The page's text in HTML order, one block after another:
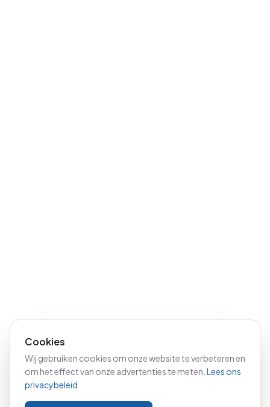
Cookies
Wij gebruiken cookies om onze website te verbeteren en
om het effect van onze advertenties te meten. Lees ons
privacybeleid